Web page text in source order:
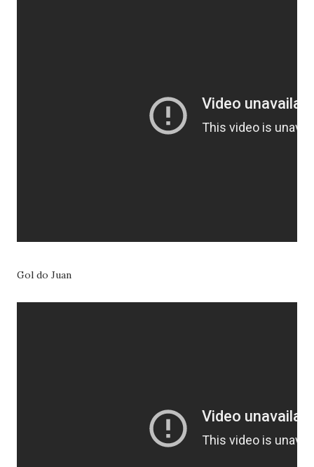
Gol do Juan